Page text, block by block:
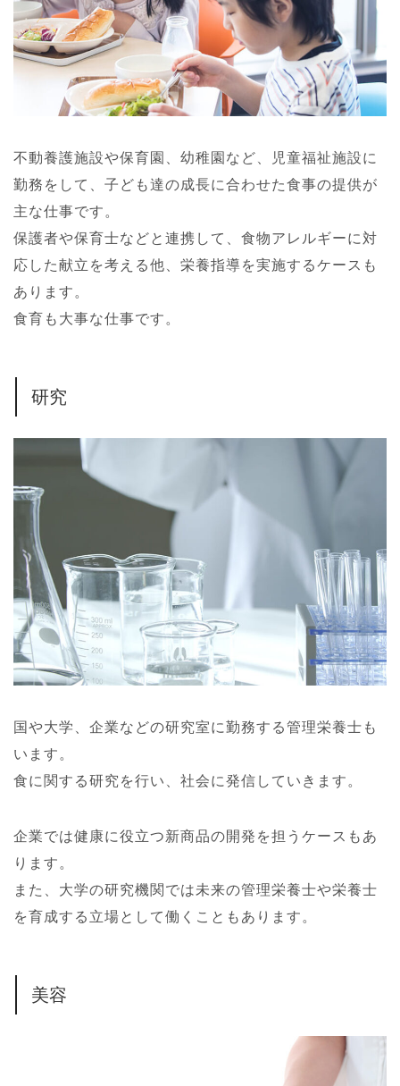
不動養護施設や保育園、幼稚園など、児童福祉施設に
勤務をして、子ども達の成長に合わせた食事の提供が
主な仕事です。
保護者や保育士などと連携して、食物アレルギーに対
応した献立を考える他、栄養指導を実施するケースも
あります。
食育も大事な仕事です。
研究
国や大学、企業などの研究室に勤務する管理栄養士も
います。
食に関する研究を行い、社会に発信していきます。
企業では健康に役立つ新商品の開発を担うケースもあ
ります。
また、大学の研究機関では未来の管理栄養士や栄養士
を育成する立場として働くこともあります。
美容